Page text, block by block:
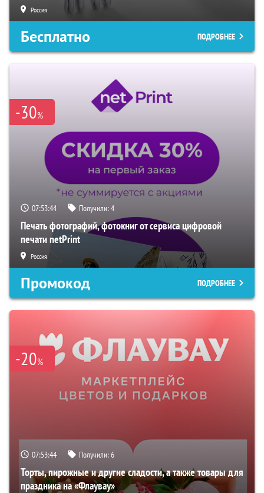
Россия
Бесплатно ПОДРОБНЕЕ
-30%
07:53:43 Получили:4
Печать фотографий, фотокниг от сервиса цифровой
печати netPrint
Россия
Промокод ПОДРОБНЕЕ
-20%
07:53:43 Получили:6
Торты, пирожные и другие сладости, а также товары для
праздника на «Флаувау»